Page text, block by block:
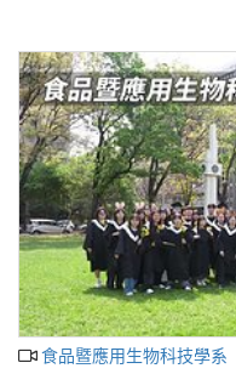
食品暨應用生物科技學系